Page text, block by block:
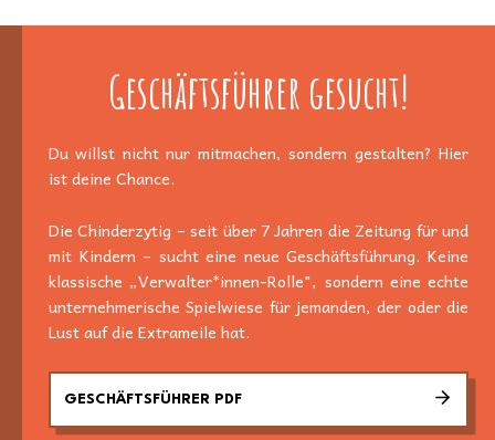
Geschäftsführer gesucht!
Du willst nicht nur mitmachen, sondern gestalten? Hier
ist deine Chance.
Die Chinderzytig – seit über 7 Jahren die Zeitung für und
mit Kindern – sucht eine neue Geschäftsführung. Keine
klassische „Verwalter*innen-Rolle", sondern eine echte
unternehmerische Spielwiese für jemanden, der oder die
Lust auf die Extrameile hat.
GESCHÄFTSFÜHRER PDF